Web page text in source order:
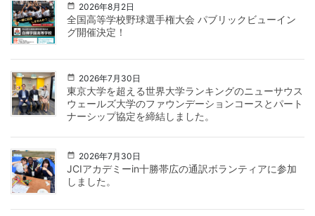
2026年8月2日
全国高等学校野球選手権大会 パブリックビューイン
グ開催決定！
2026年7月30日
東京大学を超える世界大学ランキングのニューサウス
ウェールズ大学のファウンデーションコースとパート
ナーシップ協定を締結しました。
2026年7月30日
JCIアカデミーin十勝帯広の通訳ボランティアに参加
しました。